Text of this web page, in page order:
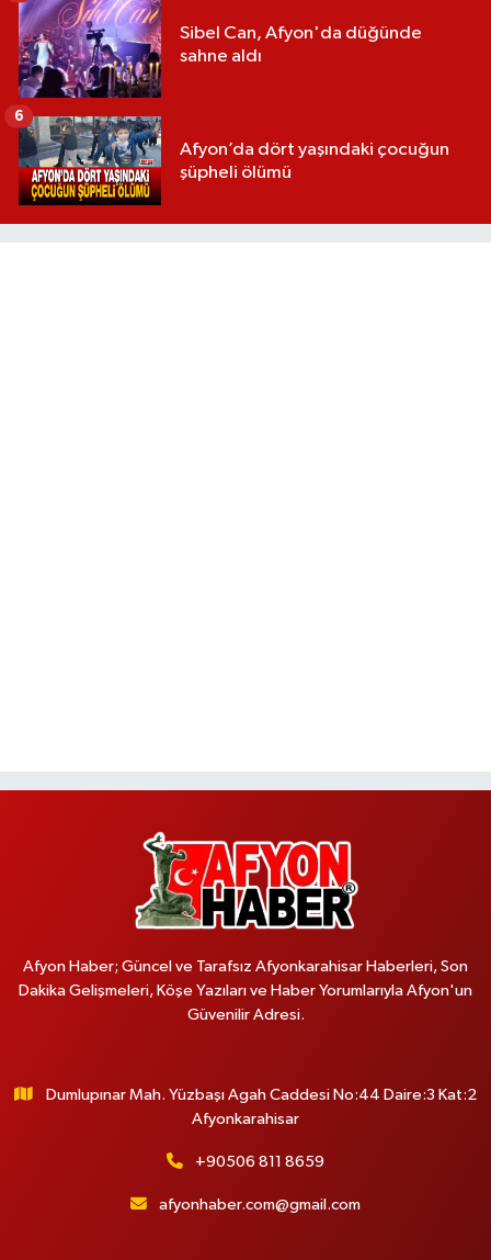
Sibel Can, Afyon'da düğünde
sahne aldı
Afyon’da dört yaşındaki çocuğun
şüpheli ölümü
6
Afyon Haber; Güncel ve Tarafsız Afyonkarahisar Haberleri, Son
Dakika Gelişmeleri, Köşe Yazıları ve Haber Yorumlarıyla Afyon'un
Güvenilir Adresi.
Dumlupınar Mah. Yüzbaşı Agah Caddesi No:44 Daire:3 Kat:2
Afyonkarahisar
+90506 811 8659
afyonhaber.com@gmail.com